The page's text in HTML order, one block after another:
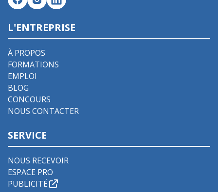
L'ENTREPRISE
À PROPOS
FORMATIONS
EMPLOI
BLOG
CONCOURS
NOUS CONTACTER
SERVICE
NOUS RECEVOIR
ESPACE PRO
PUBLICITÉ